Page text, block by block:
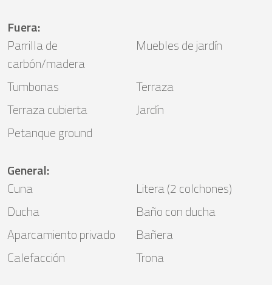
Fuera:
Parrilla de
carbón/madera
Muebles de jardín
Tumbonas
Terraza
Terraza cubierta
Jardín
Petanque ground
General:
Cuna
Litera (2 colchones)
Ducha
Baño con ducha
Aparcamiento privado
Bañera
Calefacción
Trona